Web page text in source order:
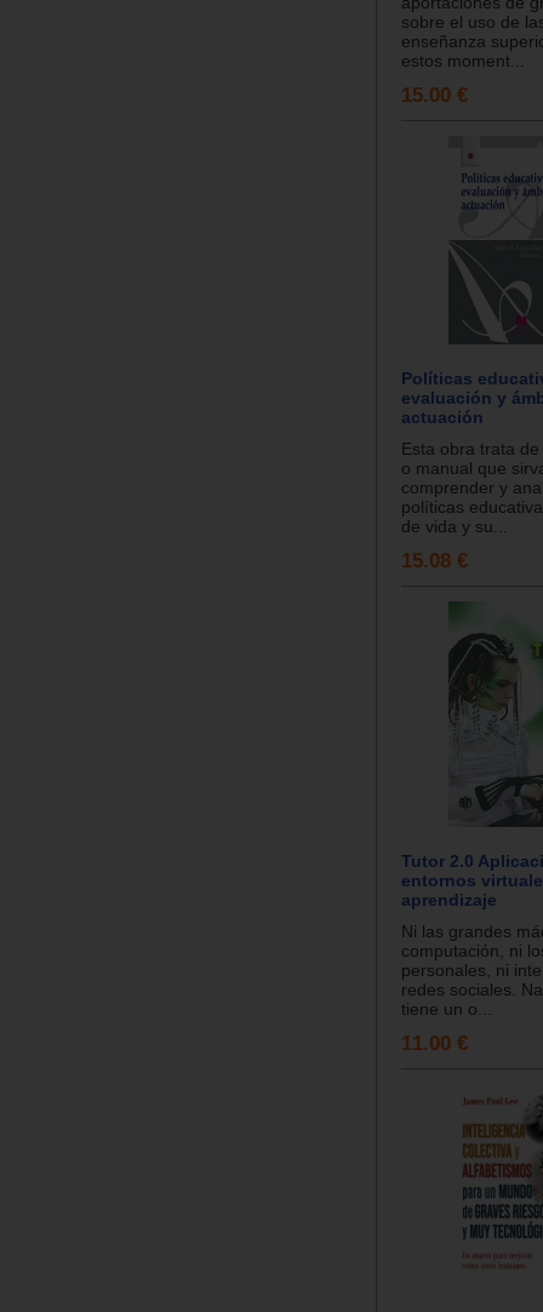
sobre el uso de
enseñanza
estos moment...
15.00 €
Políticas
evaluación y
actuación
Esta obra trata
o manual que
comprender y
políticas
de vida y su...
15.08 €
Tutor 2.0
entornos
aprendizaje
Ni las grandes
computación, ni
personales, ni
redes sociales.
tiene un o...
11.00 €